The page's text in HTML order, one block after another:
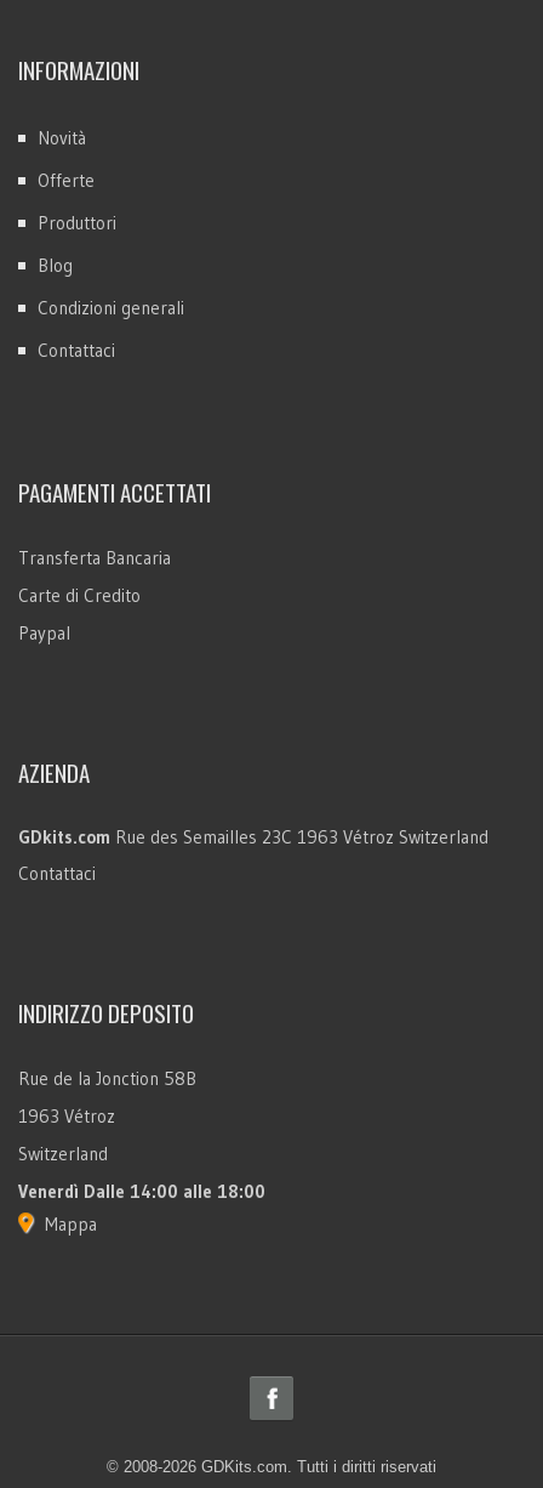
INFORMAZIONI
Novità
Offerte
Produttori
Blog
Condizioni generali
Contattaci
PAGAMENTI ACCETTATI
Transferta Bancaria
Carte di Credito
Paypal
AZIENDA
GDkits.com Rue des Semailles 23C 1963 Vétroz Switzerland
Contattaci
INDIRIZZO DEPOSITO
Rue de la Jonction 58B
1963 Vétroz
Switzerland
Venerdì Dalle 14:00 alle 18:00
Mappa
© 2008-2026 GDKits.com. Tutti i diritti riservati